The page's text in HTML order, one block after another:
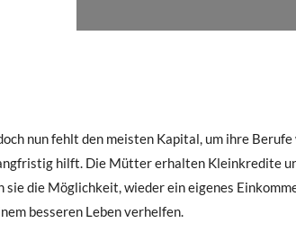
nun fehlt den meisten Kapital, um ihre
hilft. Die Mütter erhalten Kleinkredite
die Möglichkeit, wieder ein eigenes
besseren Leben verhelfen.